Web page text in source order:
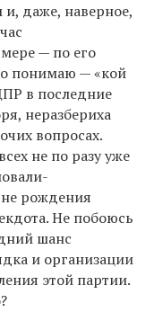
даже, наверное,
— по его
понимаю — «кой
в последние
неразбериха
вопросах.
не по разу уже
рождения
Не побоюсь
шанс
и организации
этой партии.